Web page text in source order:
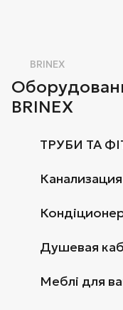
BRINEX
BRINEX
ТРУБИ ТА
Канализация
Душевая
Меблі для